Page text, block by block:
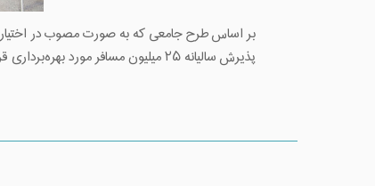
بر اساس طرح جامعی که به صورت مصوب در اختیار
پذیرش سالیانه ۲۵ میلیون مسافر مورد بهره‌برداری قرار گیرد، به همین منظور پس از افتتاح ترمینال گالری سلام، ساخت ترمینال ایران شهر ‌در دستور کار ‌است.